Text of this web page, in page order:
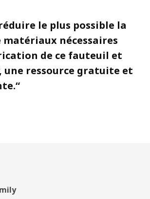
le plus possible la
nécessaires
de ce fauteuil et
une ressource gratuite et
“